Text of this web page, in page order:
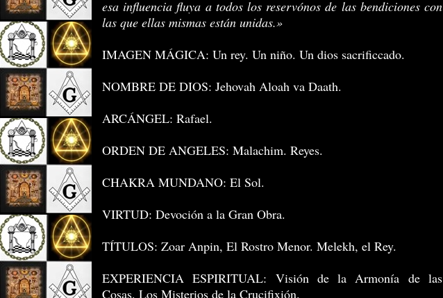
esa influencia fluya a todos los reservónos de las bendiciones con
las que ellas mismas están unidas.»
IMAGEN MÁGICA: Un rey. Un niño. Un dios sacrificcado.
NOMBRE DE DIOS: Jehovah Aloah va Daath.
ARCÁNGEL: Rafael.
ORDEN DE ANGELES: Malachim. Reyes.
CHAKRA MUNDANO: El Sol.
VIRTUD: Devoción a la Gran Obra.
TÍTULOS: Zoar Anpin, El Rostro Menor. Melekh, el Rey.
EXPERIENCIA ESPIRITUAL: Visión de la Armonía de las
Cosas. Los Misterios de la Crucifixión.